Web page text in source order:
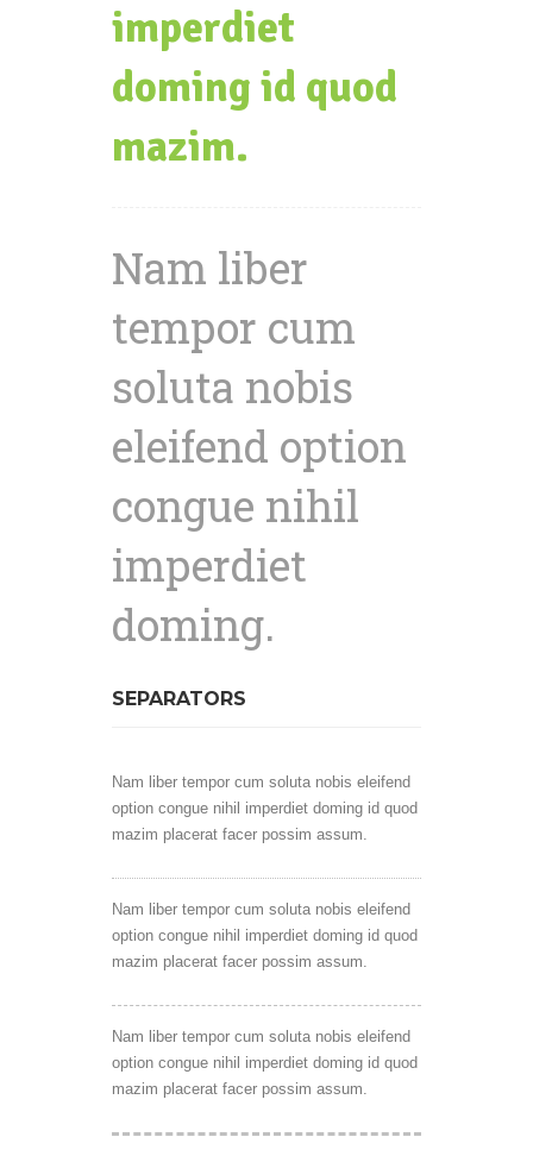
imperdiet
doming id quod
mazim.
Nam liber
tempor cum
soluta nobis
eleifend option
congue nihil
imperdiet
doming.
SEPARATORS
Nam liber tempor cum soluta nobis eleifend
option congue nihil imperdiet doming id quod
mazim placerat facer possim assum.
Nam liber tempor cum soluta nobis eleifend
option congue nihil imperdiet doming id quod
mazim placerat facer possim assum.
Nam liber tempor cum soluta nobis eleifend
option congue nihil imperdiet doming id quod
mazim placerat facer possim assum.